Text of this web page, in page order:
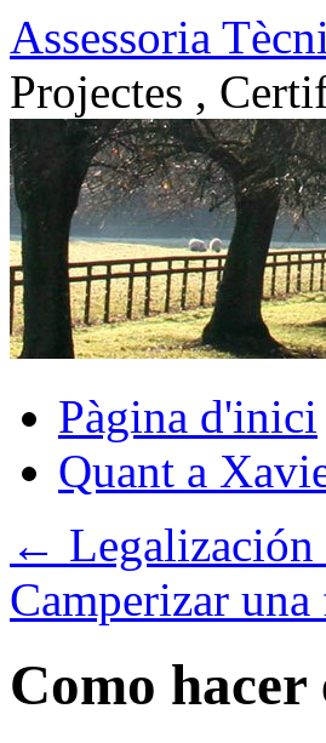
Vés
al
contingut
Assessoria
Projectes ,
Pàgina d'inici
Quant a
←
Camperizar
Como hacer